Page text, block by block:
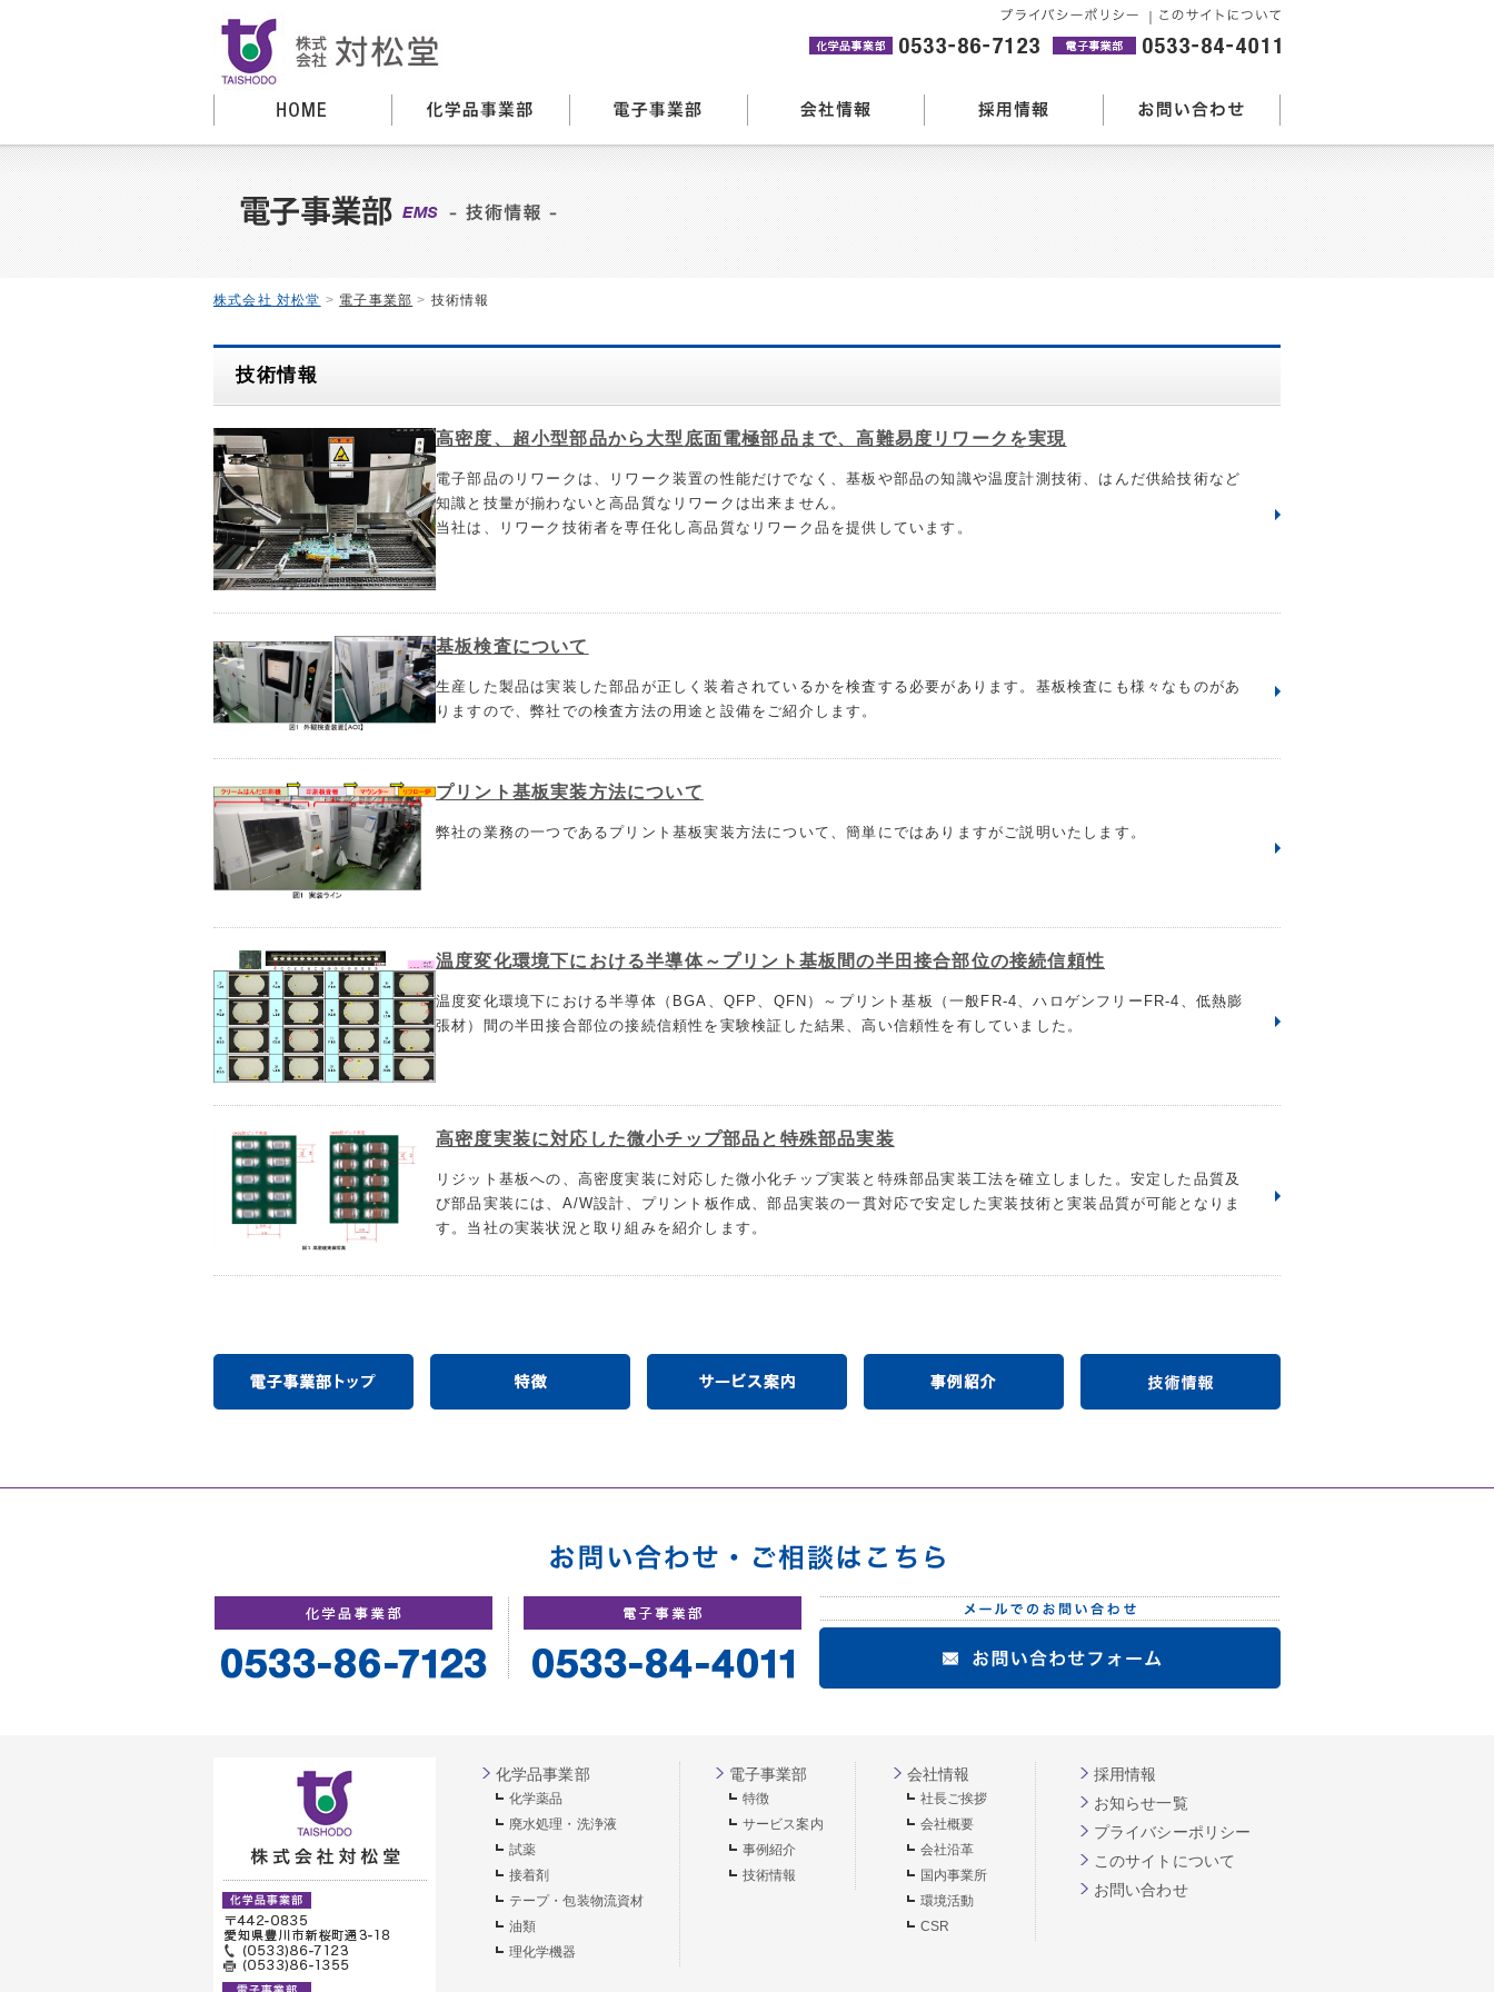
株式会社 対松堂 > 電子事業部 > 技術情報
技術情報
高密度、超小型部品から大型底面電極部品まで、高難易度リワークを実現
電子部品のリワークは、リワーク装置の性能だけでなく、基板や部品の知識や温度計測技術、はんだ供給技術など
知識と技量が揃わないと高品質なリワークは出来ません。
当社は、リワーク技術者を専任化し高品質なリワーク品を提供しています。
基板検査について
生産した製品は実装した部品が正しく装着されているかを検査する必要があります。基板検査にも様々なものがあ
りますので、弊社での検査方法の用途と設備をご紹介します。
プリント基板実装方法について
弊社の業務の一つであるプリント基板実装方法について、簡単にではありますがご説明いたします。
温度変化環境下における半導体～プリント基板間の半田接合部位の接続信頼性
温度変化環境下における半導体（BGA、QFP、QFN）～プリント基板（一般FR-4、ハロゲンフリーFR-4、低熱膨
張材）間の半田接合部位の接続信頼性を実験検証した結果、高い信頼性を有していました。
高密度実装に対応した微小チップ部品と特殊部品実装
リジット基板への、高密度実装に対応した微小化チップ実装と特殊部品実装工法を確立しました。安定した品質及
び部品実装には、A/W設計、プリント板作成、部品実装の一貫対応で安定した実装技術と実装品質が可能となりま
す。当社の実装状況と取り組みを紹介します。
電子事業部
特徴
サービス案内
事例紹介
技術情報
化学品事業部
化学薬品
廃水処理・洗浄液
試薬
接着剤
テープ・包装物流資材
油類
理化学機器
会社情報
社長ご挨拶
会社概要
会社沿革
国内事業所
環境活動
CSR
採用情報
お知らせ一覧
プライバシーポリシー
このサイトについて
お問い合わせ